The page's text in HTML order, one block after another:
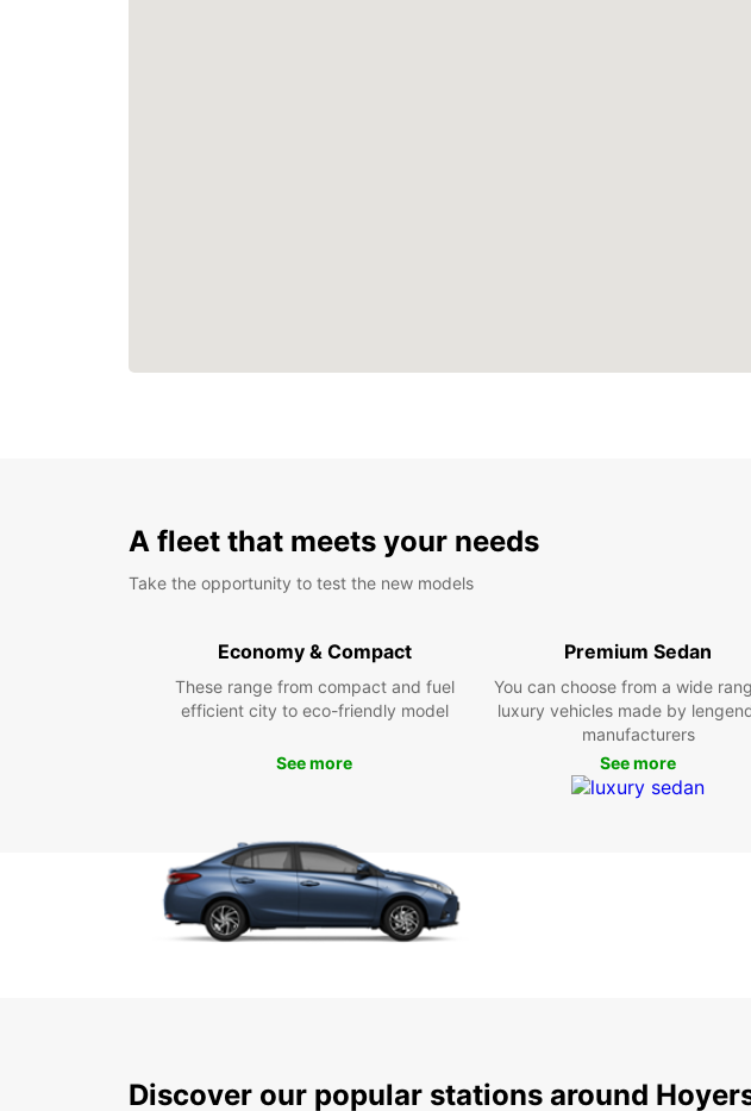
A fleet that meets your needs
Take the opportunity to test the new models
Economy & Compact
These range from compact and fuel
efficient city to eco-friendly model
See more
Premium Sedan
You can choose from a wide
luxury vehicles made by
manufacturers
See more
Discover our popular stations around